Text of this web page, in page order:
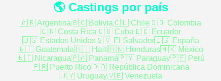
🌎 Castings por país
🇦🇷 Argentina🇧🇴 Bolivia🇨🇱 Chile🇨🇴 Colombia
🇨🇷 Costa Rica🇨🇺 Cuba🇪🇨 Ecuador
🇺🇸 Estados Unidos🇸🇻 El Salvador🇪🇸 España
🇬🇹 Guatemala🇭🇹 Haití🇭🇳 Honduras🇲🇽 México
🇳🇮 Nicaragua🇵🇦 Panamá🇵🇾 Paraguay🇵🇪 Perú
🇵🇷 Puerto Rico🇩🇴 República Dominicana
🇺🇾 Uruguay🇻🇪 Venezuela